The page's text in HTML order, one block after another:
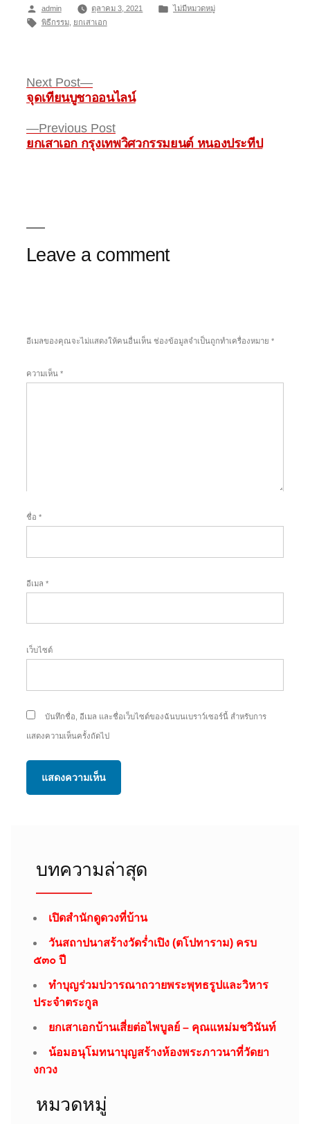
Posted
by
admin ตุลาคม 3, 2021
Posted
ไม่มีหมวดหมู่
Tags:
พิธีกรรม, ยกเสาเอก
เรื่อง
Previous PostPrevious
post:
ยกเสาเอก กรุงเทพวิศวกรรมยนต์ หนองประทีป
Next Post
Next
post:
จุดเทียนบูชาออนไลน์
Leave a comment
อีเมลของคุณจะไม่แสดงให้คนอื่นเห็น ช่องข้อมูลจำเป็นถูกทำเครื่องหมาย *
ความเห็น *
ชื่อ *
อีเมล *
เว็บไซต์
บันทึกชื่อ, อีเมล และชื่อเว็บไซต์ของฉันบนเบราว์เซอร์นี้ สำหรับการ
แสดงความเห็นครั้งถัดไป
บทความล่าสุด
เปิดสำนักดูดวงที่บ้าน
วันสถาปนาสร้างวัดร่ำเปิง (ตโปทาราม) ครบ
๕๓๐ ปี
ทำบุญร่วมปวารณาถวายพระพุทธรูปและวิหาร
ประจำตระกูล
ยกเสาเอกบ้านเสี่ยต่อไพบูลย์ – คุณแหม่มชวินันท์
น้อมอนุโมทนาบุญสร้างห้องพระภาวนาที่วัดยา
งกวง
หมวดหมู่